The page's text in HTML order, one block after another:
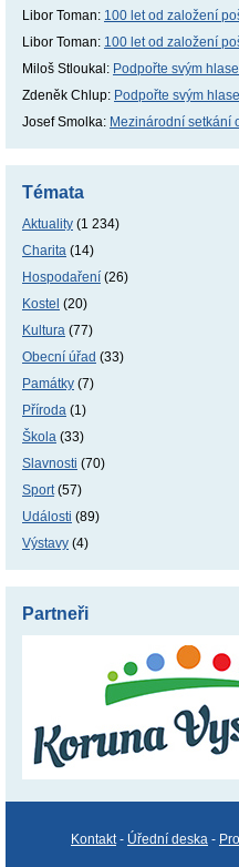
Libor Toman: 100 let od založení
Libor Toman: 100 let od založení
Miloš Stloukal: Podpořte svým
Zdeněk Chlup: Podpořte svým
Josef Smolka: Mezinárodní setkání
Témata
Aktuality (1 234)
Charita (14)
Hospodaření (26)
Kostel (20)
Kultura (77)
Obecní úřad (33)
Památky (7)
Příroda (1)
Škola (33)
Slavnosti (70)
Sport (57)
Události (89)
Výstavy (4)
Partneři
Kontakt- Úřední deska -